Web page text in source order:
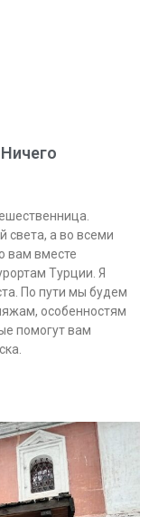
света, а во всеми
вам вместе
Турции. Я
По пути мы будем
особенностям
помогут вам